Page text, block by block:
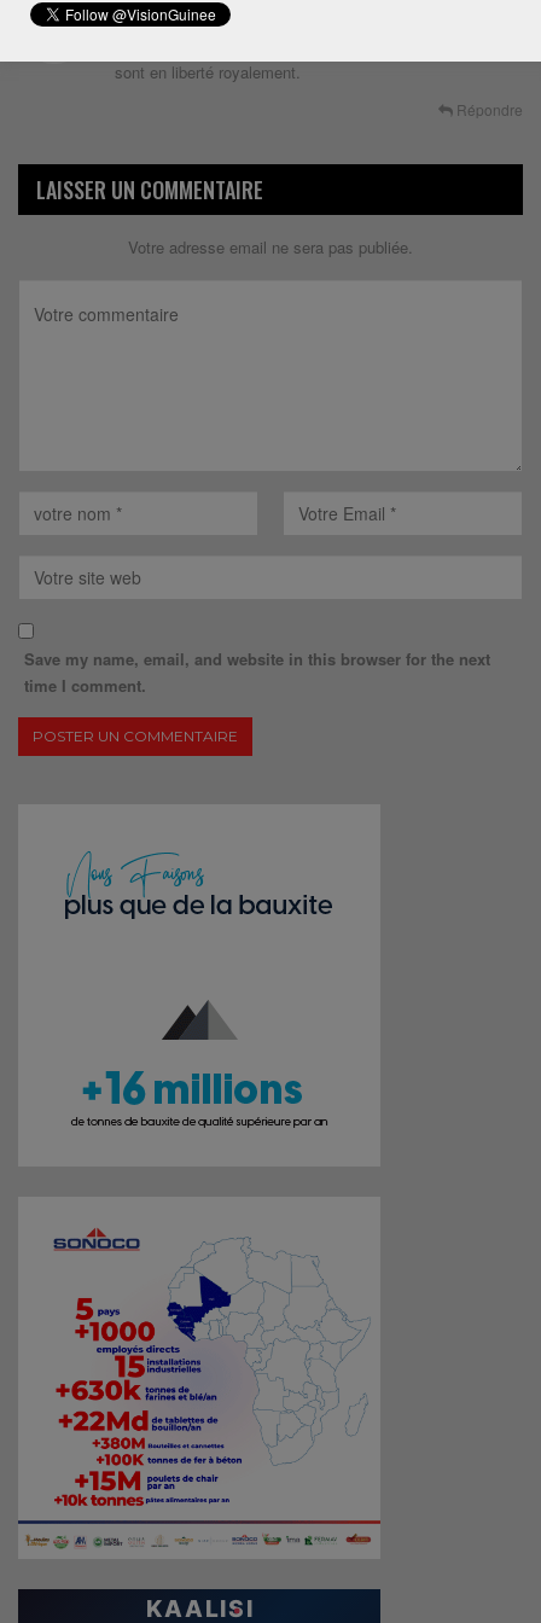
Kawou D DDit
sont en liberté royalement.
Répondre
LAISSER UN COMMENTAIRE
Votre adresse email ne sera pas publiée.
Save my name, email, and website in this browser for the next
time I comment.